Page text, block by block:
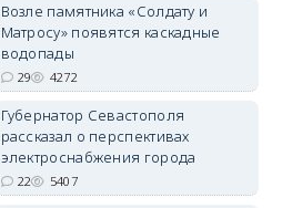
Возле памятника «Солдату и
Матросу» появятся каскадные
водопады
29 4272
Губернатор Севастополя
рассказал о перспективах
электроснабжения города
22 5407